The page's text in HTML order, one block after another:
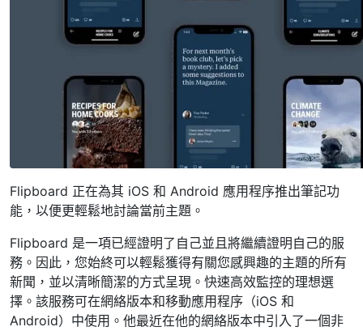
Flipboard 正在為其 iOS 和 Android 應用程序推出筆記功
能，以便更輕鬆地討論當前主題。
Flipboard 是一項已經證明了自己並且將繼續證明自己的服
務。因此，您始終可以輕鬆獲得有關您感興趣的主題的所有
新聞，並以清晰簡潔的方式呈現。快速高效監控的理想選
擇。該服務可在網絡版本和移動應用程序（iOS 和
Android）中使用。他最近在他的網絡版本中引入了一個非